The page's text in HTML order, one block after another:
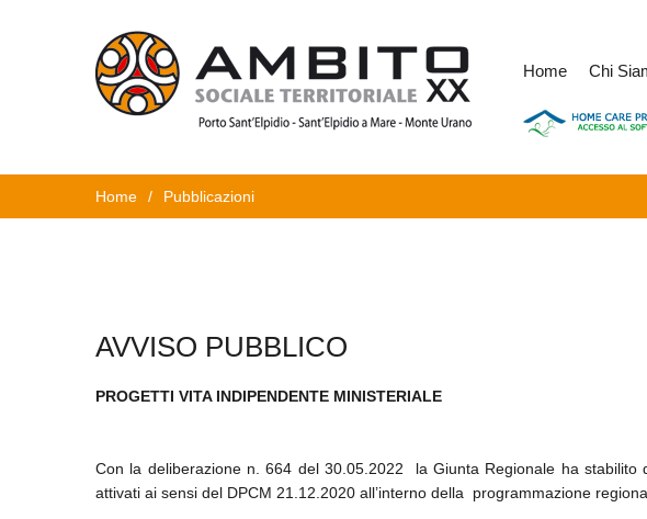
Home Chi
Home / Pubblicazioni
AVVISO PUBBLICO
PROGETTI VITA INDIPENDENTE MINISTERIALE
Con la deliberazione n. 664 del 30.05.2022 la Giunta Regionale ha stabilito
attivati ai sensi del DPCM 21.12.2020 all’interno della programmazione